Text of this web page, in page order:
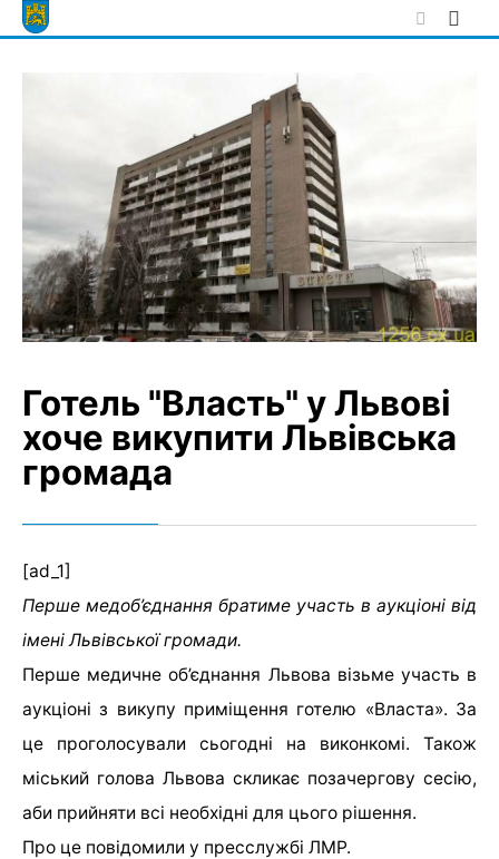
Skip
to
Готель "Власть" у Львові
хоче викупити Львівська
громада
[ad_1]
Перше медоб’єднання братиме участь в аукціоні від
імені Львівської громади.
Перше медичне об’єднання Львова візьме участь в
аукціоні з викупу приміщення готелю «Власта». За
це проголосували сьогодні на виконкомі. Також
міський голова Львова скликає позачергову сесію,
аби прийняти всі необхідні для цього рішення.
Про це повідомили у пресслужбі ЛМР.